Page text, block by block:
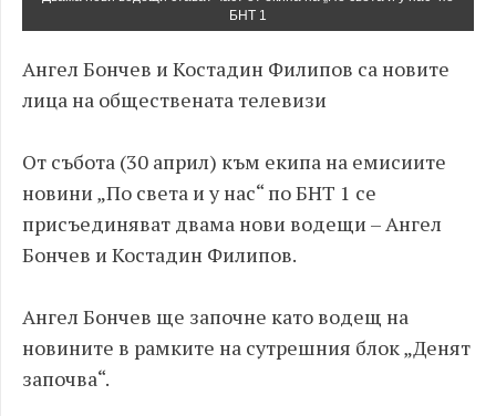
БНТ 1
Ангел Бончев и Костадин Филипов са новите
лица на обществената телевизи
От събота (30 април) към екипа на емисиите
новини „По света и у нас“ по БНТ 1 се
присъединяват двама нови водещи – Ангел
Бончев и Костадин Филипов.
Ангел Бончев ще започне като водещ на
новините в рамките на сутрешния блок „Денят
започва“.